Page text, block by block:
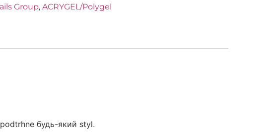
Group, ACRYGEL/Polygel
будь-який styl.